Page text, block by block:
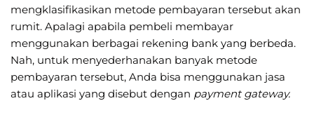
mengklasifikasikan metode pembayaran tersebut akan
rumit. Apalagi apabila pembeli membayar
menggunakan berbagai rekening bank yang berbeda.
Nah, untuk menyederhanakan banyak metode
pembayaran tersebut, Anda bisa menggunakan jasa
atau aplikasi yang disebut dengan payment gateway.